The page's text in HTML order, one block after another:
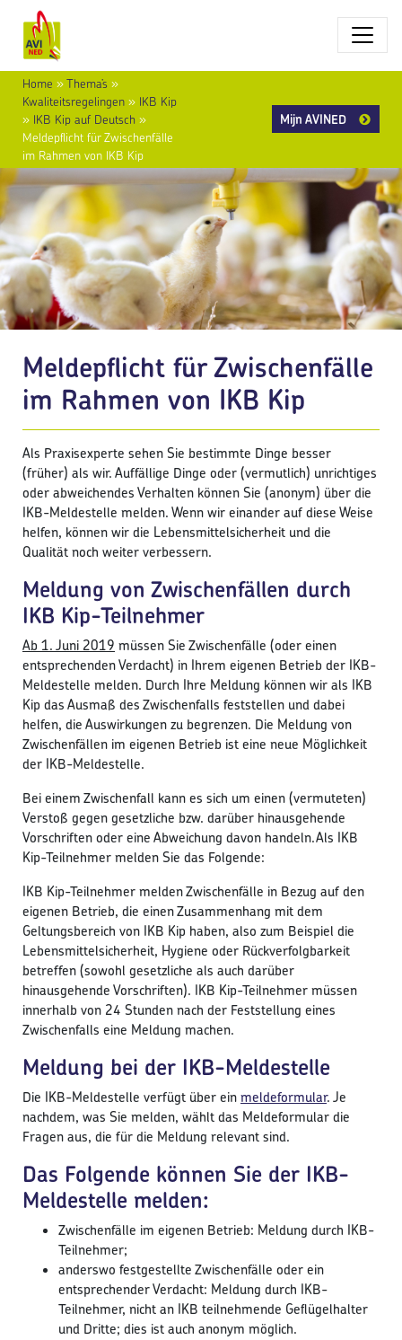
Home »Thema’s »
Kwaliteitsregelingen » IKB Kip
» IKB Kip auf Deutsch »
Meldepflicht für Zwischenfälle
im Rahmen von IKB Kip
Mijn AVINED
Meldepflicht für Zwischenfälle
im Rahmen von IKB Kip
Als Praxisexperte sehen Sie bestimmte Dinge besser
(früher) als wir. Auffällige Dinge oder (vermutlich) unrichtiges
oder abweichendes Verhalten können Sie (anonym) über die
IKB-Meldestelle melden. Wenn wir einander auf diese Weise
helfen, können wir die Lebensmittelsicherheit und die
Qualität noch weiter verbessern.
Meldung von Zwischenfällen durch
IKB Kip-Teilnehmer
Ab 1. Juni 2019 müssen Sie Zwischenfälle (oder einen
entsprechenden Verdacht) in Ihrem eigenen Betrieb der IKB-
Meldestelle melden. Durch Ihre Meldung können wir als IKB
Kip das Ausmaß des Zwischenfalls feststellen und dabei
helfen, die Auswirkungen zu begrenzen. Die Meldung von
Zwischenfällen im eigenen Betrieb ist eine neue Möglichkeit
der IKB-Meldestelle.
Bei einem Zwischenfall kann es sich um einen (vermuteten)
Verstoß gegen gesetzliche bzw. darüber hinausgehende
Vorschriften oder eine Abweichung davon handeln.Als IKB
Kip-Teilnehmer melden Sie das Folgende:
IKB Kip-Teilnehmer melden Zwischenfälle in Bezug auf den
eigenen Betrieb, die einen Zusammenhang mit dem
Geltungsbereich von IKB Kip haben, also zum Beispiel die
Lebensmittelsicherheit, Hygiene oder Rückverfolgbarkeit
betreffen (sowohl gesetzliche als auch darüber
hinausgehende Vorschriften). IKB Kip-Teilnehmer müssen
innerhalb von 24 Stunden nach der Feststellung eines
Zwischenfalls eine Meldung machen.
Meldung bei der IKB-Meldestelle
Die IKB-Meldestelle verfügt über einmeldeformular. Je
nachdem, was Sie melden, wählt das Meldeformular die
Fragen aus, die für die Meldung relevant sind.
Das Folgende können Sie der IKB-
Meldestelle melden:
Zwischenfälle im eigenen Betrieb: Meldung durch IKB-
Teilnehmer;
anderswo festgestellte Zwischenfälle oder ein
entsprechender Verdacht: Meldung durch IKB-
Teilnehmer, nicht an IKB teilnehmende Geflügelhalter
und Dritte; dies ist auch anonym möglich.